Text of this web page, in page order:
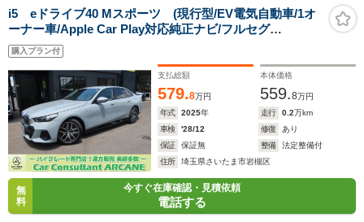
i5 eドライブ40 Mスポーツ (現行型/EV電気自動車/1オ
ーナー車/Apple Car Play対応純正ナビ/フルセグ
TV/USB/Bトゥース/Bカメラ/全方位カメラ/本革シート/P
シート/シートヒーター/純正エアロ/純正19インチAW/パワ
ートランク/LEDヘッドライト)
購入プラン付
支払総額
579.8万円
本体価格
559.8万円
年式
2025年 走行 0.2万km
車検
'28/12 修復
あり
保証
保証無 整備
法定整備付
住所
埼玉県さいたま市岩槻区
無
料
今すぐ在庫確認・見積依頼
電話する